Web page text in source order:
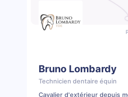
Bruno Lombardy
Technicien dentaire équin
Cavalier d'extérieur depuis